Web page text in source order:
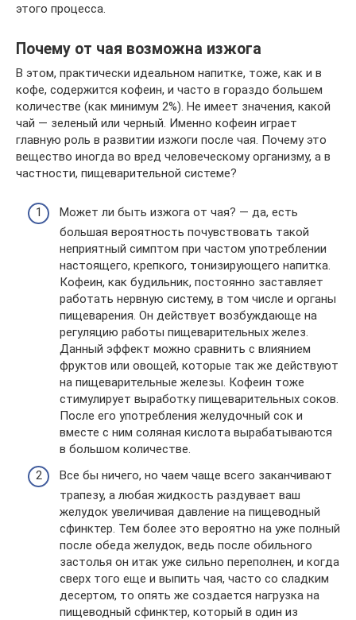
этого процесса.
Почему от чая возможна изжога
В этом, практически идеальном напитке, тоже, как и в
кофе, содержится кофеин, и часто в гораздо большем
количестве (как минимум 2%). Не имеет значения, какой
чай — зеленый или черный. Именно кофеин играет
главную роль в развитии изжоги после чая. Почему это
вещество иногда во вред человеческому организму, а в
частности, пищеварительной системе?
Может ли быть изжога от чая? — да, есть
большая вероятность почувствовать такой
неприятный симптом при частом употреблении
настоящего, крепкого, тонизирующего напитка.
Кофеин, как будильник, постоянно заставляет
работать нервную систему, в том числе и органы
пищеварения. Он действует возбуждающе на
регуляцию работы пищеварительных желез.
Данный эффект можно сравнить с влиянием
фруктов или овощей, которые так же действуют
на пищеварительные железы. Кофеин тоже
стимулирует выработку пищеварительных соков.
После его употребления желудочный сок и
вместе с ним соляная кислота вырабатываются
в большом количестве.
Все бы ничего, но чаем чаще всего заканчивают
трапезу, а любая жидкость раздувает ваш
желудок увеличивая давление на пищеводный
сфинктер. Тем более это вероятно на уже полный
после обеда желудок, ведь после обильного
застолья он итак уже сильно переполнен, и когда
сверх того еще и выпить чая, часто со сладким
десертом, то опять же создается нагрузка на
пищеводный сфинктер, который в один из